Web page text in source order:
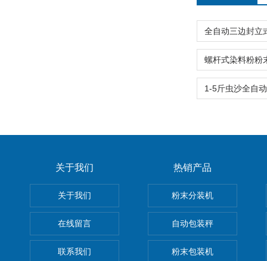
关于我们
关于我们
在线留言
联系我们
热销产品
粉末分装机
自动包装秤
粉末包装机